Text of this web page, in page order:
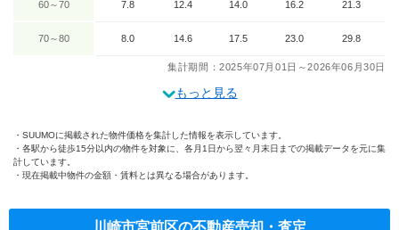
60～70 7.8 12.4 14.0 16.2 21.3
70～80 8.0 14.6 17.5 23.0 29.8
集計期間：2025年07月01日～2026年06月30日
もっと見る
SUUMOに掲載された物件価格を集計した情報を表示しています。
各駅から徒歩15分以内の物件を対象に、各月1日から翌々月末日までの掲載データを元に集
計しています。
現在掲載中物件の金額・賃料とは異なる場合があります。
川崎市宮前区の不動産売却・査定